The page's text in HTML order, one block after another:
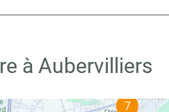
à Aubervilliers
7